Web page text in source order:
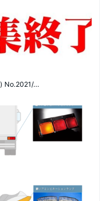
No.2021/...